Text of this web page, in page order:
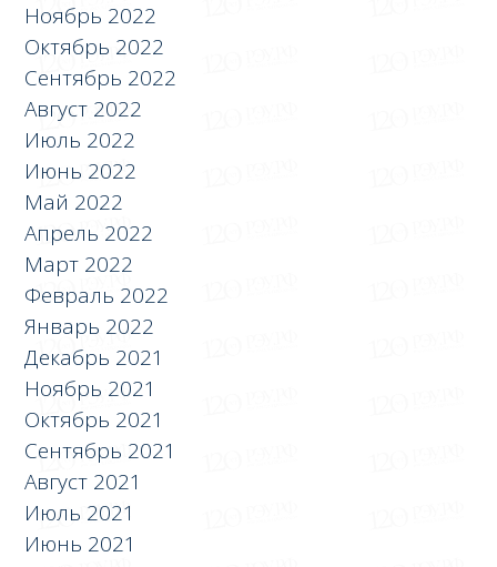
Ноябрь 2022
Октябрь 2022
Сентябрь 2022
Август 2022
Июль 2022
Июнь 2022
Май 2022
Апрель 2022
Март 2022
Февраль 2022
Январь 2022
Декабрь 2021
Ноябрь 2021
Октябрь 2021
Сентябрь 2021
Август 2021
Июль 2021
Июнь 2021